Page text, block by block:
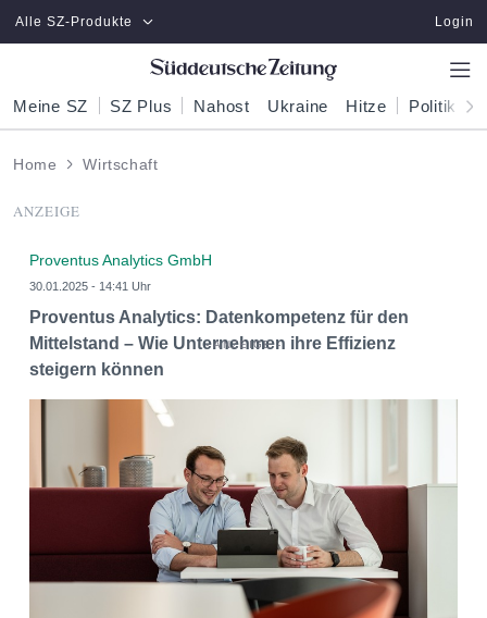
Zum Hauptinhalt springen
Alle SZ-Produkte Login
Meine SZ SZ Plus Nahost Ukraine Hitze Politik
Home Wirtschaft
ANZEIGE
Proventus Analytics GmbH
30.01.2025 - 14:41 Uhr
Proventus Analytics: Datenkompetenz für den
Mittelstand – Wie Unternehmen ihre Effizienz
steigern können